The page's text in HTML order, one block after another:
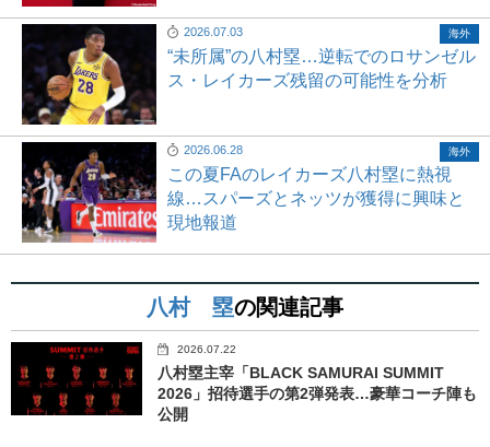
2026.07.03
“未所属”の八村塁…逆転でのロサンゼル
ス・レイカーズ残留の可能性を分析
海外
2026.06.28
この夏FAのレイカーズ八村塁に熱視
線…スパーズとネッツが獲得に興味と
現地報道
海外
八村 塁の関連記事
2026.07.22
八村塁主宰「BLACK SAMURAI SUMMIT
2026」招待選手の第2弾発表…豪華コーチ陣も
公開